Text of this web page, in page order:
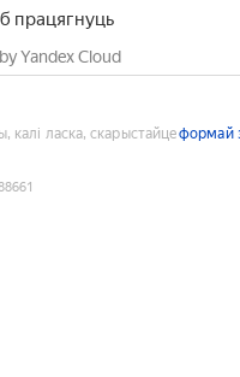
працягнуць
Yandex Cloud
калі ласка, скарыстайцеформай